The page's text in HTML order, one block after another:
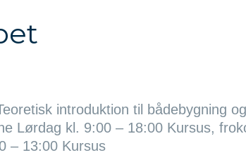
introduktion til bådebygning
Lørdag kl. 9:00 – 18:00 Kursus,
– 13:00 Kursus